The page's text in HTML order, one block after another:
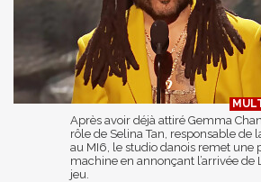
Après avoir déjà attiré Gemma
rôle de Selina Tan, responsable de
au MI6, le studio danois remet une
machine en annonçant l’arrivée de
jeu.